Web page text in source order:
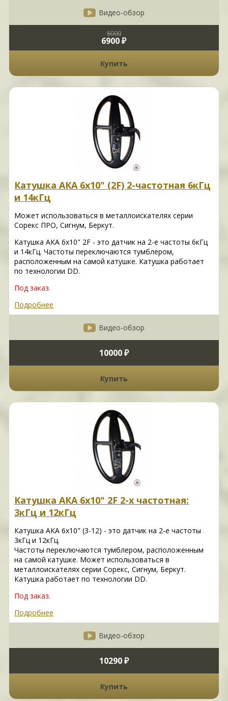
Видео-обзор
8000
6900 ₽
Купить
Катушка АКА 6х10" (2F) 2-частотная 6кГц
и 14кГц
Может использоваться в металлоискателях серии
Сорекс ПРО, Сигнум, Беркут.
Катушка АКА 6х10" 2F - это датчик на 2-е частоты 6кГц
и 14кГц. Частоты переключаются тумблером,
расположенным на самой катушке. Катушка работает
по технологии DD.
Под заказ.
Подробнее
Видео-обзор
10000 ₽
Купить
Катушка АКА 6х10" 2F 2-х частотная:
3кГц и 12кГц
Катушка АКА 6х10" (3-12) - это датчик на 2-е частоты
3кГц и 12кГц.
Частоты переключаются тумблером, расположенным
на самой катушке. Может использоваться в
металлоискателях серии Сорекс, Сигнум, Беркут.
Катушка работает по технологии DD.
Под заказ.
Подробнее
Видео-обзор
10290 ₽
Купить